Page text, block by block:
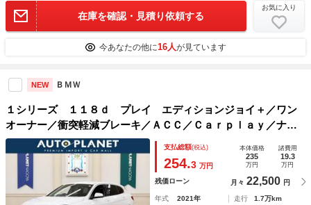
在庫を確認・見積り依頼する
お気に入り
今あなたの他に16人が見ています
NEW ＢＭＷ
１シリーズ １１８ｄ プレイ エディションジョイ＋／ワン
オーナー／衝突軽減ブレーキ／ＡＣＣ／Ｃａｒｐｌａｙ／ナビ
／バックカメラ／パワーテールゲート／パワーシート／ＬＥＤ
ヘッドライト／スマートキー／アルミ／ＥＴＣ／クリアランス
ソナー
支払総額(税込)
254.3 万円
本体価格
235
万円
諸費用
19.3
万円
残価ローン 月々 22,500 円
年式 2021年 走行
1.7万km